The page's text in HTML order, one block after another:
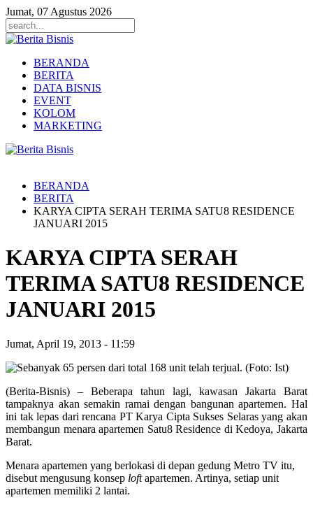
Jumat, 07 Agustus 2026
BERANDA
BERITA
DATA BISNIS
EVENT
KOLOM
MARKETING
BERANDA
BERITA
KARYA CIPTA SERAH TERIMA SATU8 RESIDENCE
JANUARI 2015
KARYA CIPTA SERAH
TERIMA SATU8 RESIDENCE
JANUARI 2015
Jumat, April 19, 2013 - 11:59
(Berita-Bisnis) – Beberapa tahun lagi, kawasan Jakarta Barat
tampaknya akan semakin ramai dengan bangunan apartemen. Hal
ini tak lepas dari rencana PT Karya Cipta Sukses Selaras yang akan
membangun menara apartemen Satu8 Residence di Kedoya, Jakarta
Barat.
Menara apartemen yang berlokasi di depan gedung Metro TV itu,
disebut mengusung konsep loftapartemen. Artinya, setiap unit
apartemen memiliki 2 lantai.